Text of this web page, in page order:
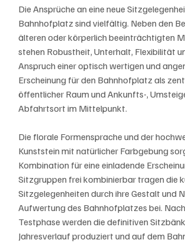
Die Ansprüche an eine neue
Bahnhofplatz sind vielfältig. Neben den
älteren oder körperlich beeinträchtigten
stehen Robustheit, Unterhalt, Flexibilität
Anspruch einer optisch wertigen und
Erscheinung für den Bahnhofplatz als
öffentlicher Raum und Ankunfts-,
Abfahrtsort im Mittelpunkt.
Die florale Formensprache und der
Kunststein mit natürlicher Farbgebung
Kombination für eine einladende
Sitzgruppen frei kombinierbar tragen die
Sitzgelegenheiten durch ihre Gestalt und
Aufwertung des Bahnhofplatzes bei.
Testphase werden die definitiven
Jahresverlauf produziert und auf dem